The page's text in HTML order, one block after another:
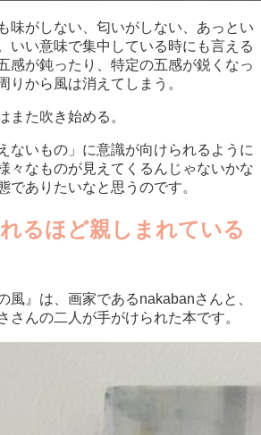
味がしない、匂いがしない、あっとい
いい意味で集中している時にも言える
感が鈍ったり、特定の五感が鋭くなっ
りから風は消えてしまう。
また吹き始める。
ないもの」に意識が向けられるように
々なものが見えてくるんじゃないかな
でありたいなと思うのです。
るほど親しまれている
風』は、画家であるnakabanさんと、
さんの二人が手がけられた本です。